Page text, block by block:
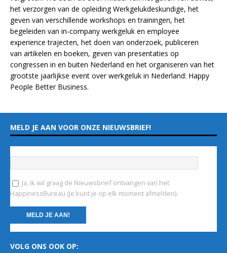
het verzorgen van de opleidingWerkgelukdeskundige, het
geven van verschillende workshops en trainingen, het
begeleiden van in-company werkgeluk en employee
experiencetrajecten, het doen van onderzoek, publiceren
van artikelen en boeken, geven van presentaties op
congressen in en buiten Nederland en het organiseren van het
grootste jaarlijkse event over werkgeluk in Nederland: Happy
People Better Business.
MELD JE AAN VOOR ONZE NIEUWSBRIEF!
Ja, ik wil graag de Nieuwsbrief ontvangen van het
HappinessBureau (Je kunt je op elk moment afmelden).
o
VOLG ONS OOK OP: